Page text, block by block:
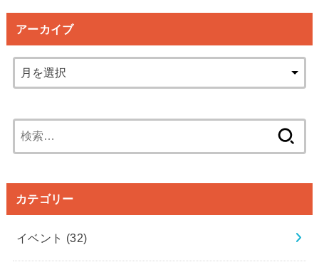
アーカイブ
索:
カテゴリー
イベント (32)